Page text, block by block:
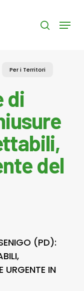
search
Menu
Per i Territori
di
del
(PD):
URGENTE IN